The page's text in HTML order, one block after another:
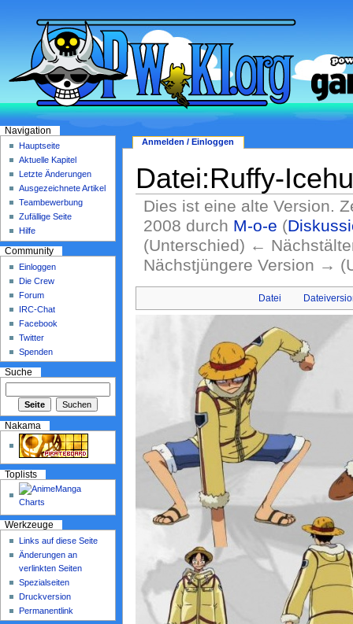
Datei:Ruffy-
Dies ist eine alte Version.
2008 durch M-o-e (
(Unterschied) ←
Nächstjüngere Version →
Datei
Anmelden / Einloggen
Navigation
Hauptseite
Aktuelle Kapitel
Letzte Änderungen
Ausgezeichnete Artikel
Teambewerbung
Zufällige Seite
Hilfe
Community
Einloggen
Die Crew
Forum
IRC-Chat
Facebook
Twitter
Spenden
Suche
Nakama
Toplists
Werkzeuge
Links auf diese Seite
Änderungen an
verlinkten Seiten
Spezialseiten
Druckversion
Permanentlink